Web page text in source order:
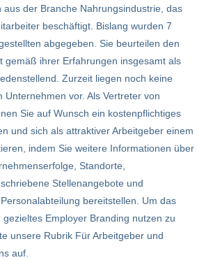
aus der Branche Nahrungsindustrie, das
beschäftigt. Bislang wurden 7
abgegeben. Sie beurteilen den
gemäß ihrer Erfahrungen insgesamt als
Zurzeit liegen noch keine
Unternehmen vor. Als Vertreter von
Sie auf Wunsch ein kostenpflichtiges
und sich als attraktiver Arbeitgeber einem
indem Sie weitere Informationen über
Standorte,
Stellenangebote und
bereitstellen. Um das
Employer Branding nutzen zu
unsere Rubrik Für Arbeitgeber und
auf.